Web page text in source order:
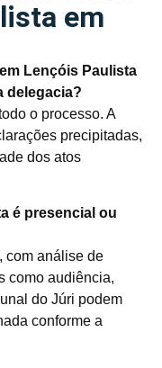
em
Lençóis Paulista
delegacia?
o processo. A
precipitadas,
dos atos
é presencial ou
com análise de
como audiência,
do Júri podem
conforme a